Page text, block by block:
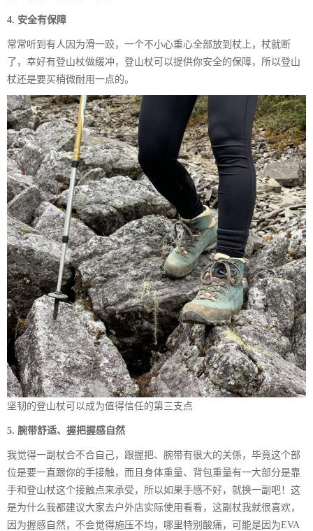
4. 安全有保障
常常听到有人因为滑一跤，一个不小心重心全部放到杖上，杖就断
了，幸好有登山杖做缓冲，登山杖可以提供你安全的保障，所以登山
杖还是要买稍微耐用一点的。
坚韧的登山杖可以成为值得信任的第三支点
5. 腕带舒适、握把握感自然
我觉得一副杖合不合自己，跟握把、腕带有很大的关係，毕竟这个部
位是要一直跟你的手接触，而且身体重量、背包重量有一大部分是靠
手和登山杖这个接触点来承受，所以如果手感不好，就换一副吧！这
是为什么我都建议大家去户外店实际使用看看，这副杖我就很喜欢，
因为握感自然，不会觉得施压不均，哪里特别酸痛，可能是因为EVA